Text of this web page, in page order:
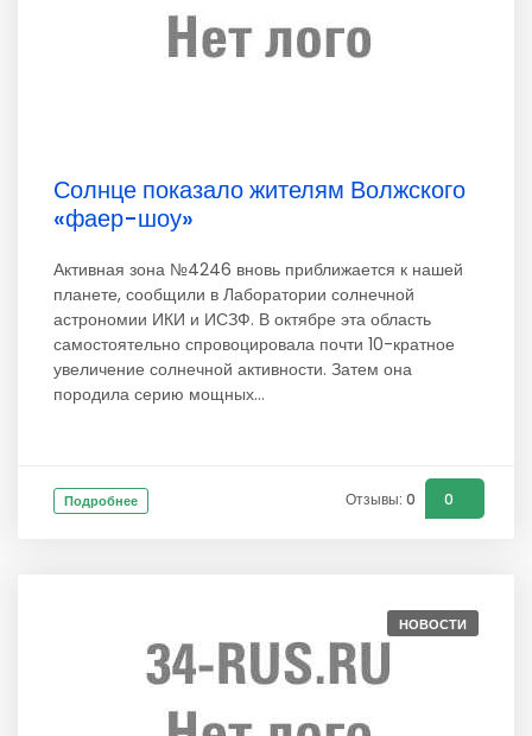
Солнце показало жителям Волжского
«фаер-шоу»
Активная зона №4246 вновь приближается к нашей
планете, сообщили в Лаборатории солнечной
астрономии ИКИ и ИСЗФ. В октябре эта область
самостоятельно спровоцировала почти 10-кратное
увеличение солнечной активности. Затем она
породила серию мощных...
Подробнее Отзывы: 0 0
НОВОСТИ